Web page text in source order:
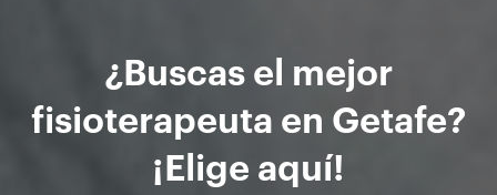
¿Buscas el mejor
fisioterapeuta en Getafe?
¡Elige aquí!